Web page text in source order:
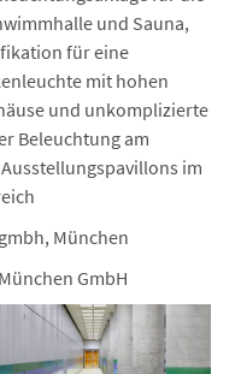
und Sauna,
für eine
mit hohen
und unkomplizierte
Beleuchtung am
im
München
GmbH